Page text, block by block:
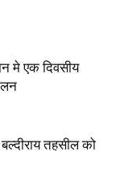
मे एक दिवसीय
तहसील को